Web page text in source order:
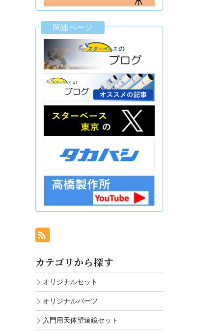
関連ページ
カテゴリから探す
オリジナルセット
オリジナルパーツ
入門用天体望遠鏡セット